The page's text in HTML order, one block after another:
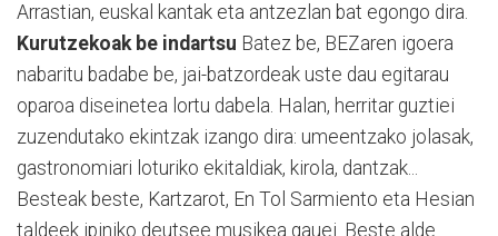
Arrastian, euskal kantak eta antzezlan bat egongo dira.
Kurutzekoak be indartsu Batez be, BEZaren igoera
nabaritu badabe be, jai-batzordeak uste dau egitarau
oparoa diseinetea lortu dabela. Halan, herritar guztiei
zuzendutako ekintzak izango dira: umeentzako jolasak,
gastronomiari loturiko ekitaldiak, kirola, dantzak...
Besteak beste, Kartzarot, En Tol Sarmiento eta Hesian
taldeek ipiniko deutsee musikea gauei. Beste alde